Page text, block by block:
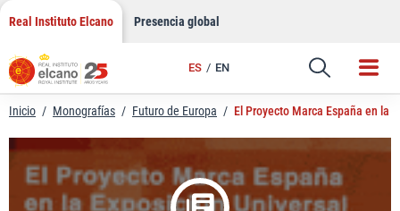
Saltar
contenido
Real Instituto Elcano Presencia global
ES EN
Enlace
Inicio / Monografías / Futuro de Europa / El Proyecto Marca España en la